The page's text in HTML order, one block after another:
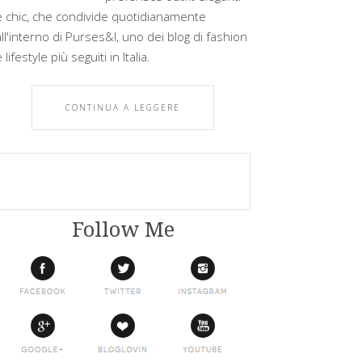
chic, che condivide quotidianamente
di Purses&I, uno dei blog di fashion
lifestyle più seguiti in Italia.
CONTINUA A LEGGERE
Follow Me